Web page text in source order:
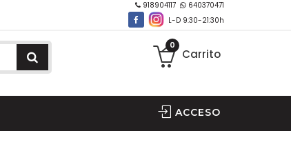
918904117
640370471
L-D 9:30-21:30h
0
Carrito
ACCESO